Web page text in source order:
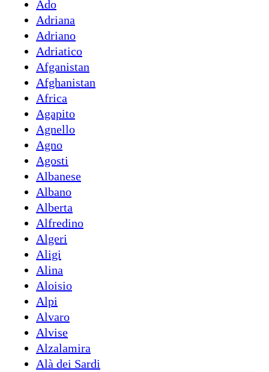
Ado
Adriana
Adriano
Adriatico
Afganistan
Afghanistan
Africa
Agapito
Agnello
Agno
Agosti
Albanese
Albano
Alberta
Alfredino
Algeri
Aligi
Alina
Aloisio
Alpi
Alvaro
Alvise
Alzalamira
Alà dei Sardi